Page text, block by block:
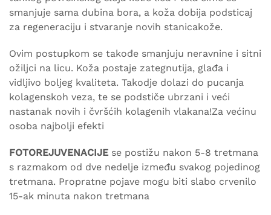
smanjuje sama dubina bora, a koža dobija podsticaj
za regeneraciju i stvaranje novih stanicakože.
Ovim postupkom se takođe smanjuju neravnine i sitni
ožiljci na licu. Koža postaje zategnutija, glađa i
vidljivo boljeg kvaliteta. Takodje dolazi do pucanja
kolagenskoh veza, te se podstiče ubrzani i veći
nastanak novih i čvršćih kolagenih vlakana!Za većinu
osoba najbolji efekti
FOTOREJUVENACIJE se postižu nakon 5-8 tretmana
s razmakom od dve nedelje između svakog pojedinog
tretmana. Propratne pojave mogu biti slabo crvenilo
15-ak minuta nakon tretmana